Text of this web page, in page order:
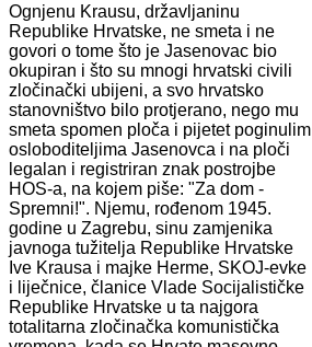
Ognjenu Krausu, državljaninu
Republike Hrvatske, ne smeta i ne
govori o tome što je Jasenovac bio
okupiran i što su mnogi hrvatski civili
zločinački ubijeni, a svo hrvatsko
stanovništvo bilo protjerano, nego mu
smeta spomen ploča i pijetet poginulim
osloboditeljima Jasenovca i na ploči
legalan i registriran znak postrojbe
HOS-a, na kojem piše: "Za dom -
Spremni!". Njemu, rođenom 1945.
godine u Zagrebu, sinu zamjenika
javnoga tužitelja Republike Hrvatske
Ive Krausa i majke Herme, SKOJ-evke
i liječnice, članice Vlade Socijalističke
Republike Hrvatske u ta najgora
totalitarna zločinačka komunistička